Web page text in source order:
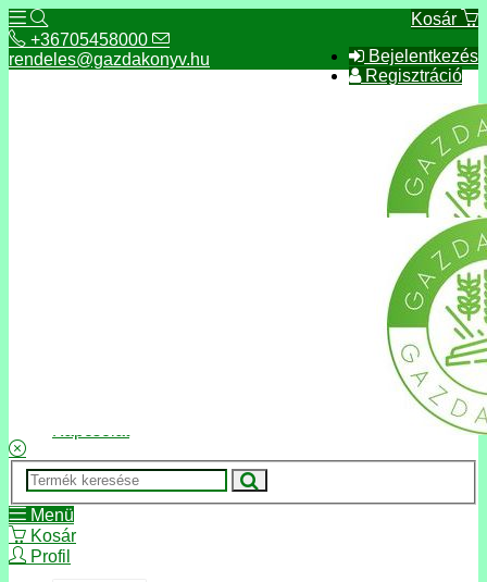
Kosár
Bejelentkezés
Regisztráció
+36705458000
rendeles@gazdakonyv.hu
Menü
Kosár
Profil